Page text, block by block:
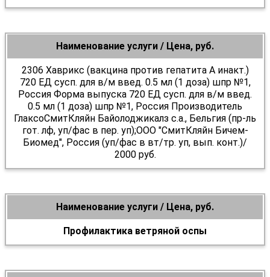
Наименование услуги / Цена, руб.
2306 Хаврикс (вакцина против гепатита А инакт.)
720 ЕД сусп. для в/м введ. 0.5 мл (1 доза) шпр №1,
Россия Форма выпуска 720 ЕД сусп. для в/м введ.
0.5 мл (1 доза) шпр №1, Россия Производитель
ГлаксоСмитКляйн Байолоджикалз с.а., Бельгия (пр-ль
гот. лф, уп/фас в пер. уп);ООО "СмитКляйн Бичем-
Биомед", Россия (уп/фас в вт/тр. уп, вып. конт.)/
2000 руб.
Наименование услуги / Цена, руб.
Профилактика ветряной оспы